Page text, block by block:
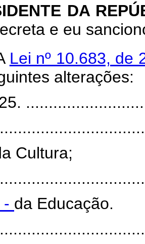
DA
e eu
Lei nº 10.683, de
alterações:
Cultura;
- da Educação.